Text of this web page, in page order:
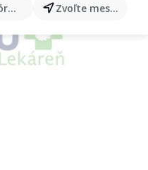
produkty... Zvoľte mesto